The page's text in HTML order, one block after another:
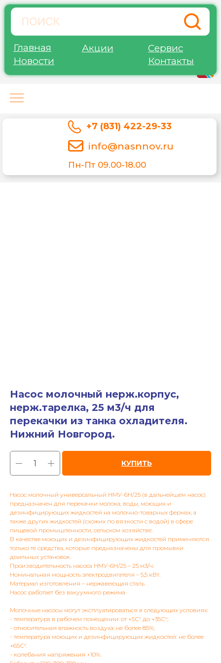
Акции
Сервис
Новости
Контакты
Главная
+7 (831) 422-29-33
Пн-Пт 09.00-18.00
Нижегород-Агро-Сервис
info@nasnnov.ru
Насос молочный нерж.корпус,
нерж.тарелка, 25 м3/ч для
перекачки из танка охладителя.
Нижний Новгород.
КУПИТЬ
Насос молочный универсальный НМУ-6Н/25 (в дальнейшем насос)
предназначен для перекачки молока, воды, моющих и
дезинфицирующих жидкостей на молочно-товарных фермах, а
также других жидкостей (схожих по вязкости с водой) в сфере
пищевой промышленности, сельском хозяйстве.
В качестве моющих и дезинфицирующих жидкостей применяются
только те средства, которые предназначены для промывки
доильных установок.
Производительность насоса НМУ-6Н/25 – 25 м3/ч.
Номинальная мощность электродвигателя – 5,5 кВт.
Материал изготовления – нержавеющая сталь
Насос работает без вакуумного режима
Молочные насосы могут эксплуатироваться в следующих условиях:
- температура в рабочем помещении: от +5С° до +35С°;
- относительная влажность воздуха: не более 85%;
- температура моющих и дезинфицирующих жидкостей: не более
+65С°.
- колебания напряжения +10%.